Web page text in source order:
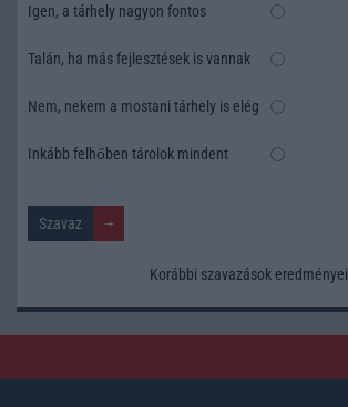
Igen, a tárhely nagyon fontos
Talán, ha más fejlesztések is vannak
Nem, nekem a mostani tárhely is elég
Inkább felhőben tárolok mindent
Korábbi szavazások eredményei